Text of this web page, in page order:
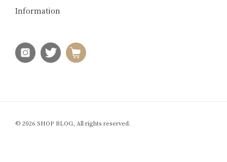
Information
© 2026 SHOP BLOG, All rights reserved.